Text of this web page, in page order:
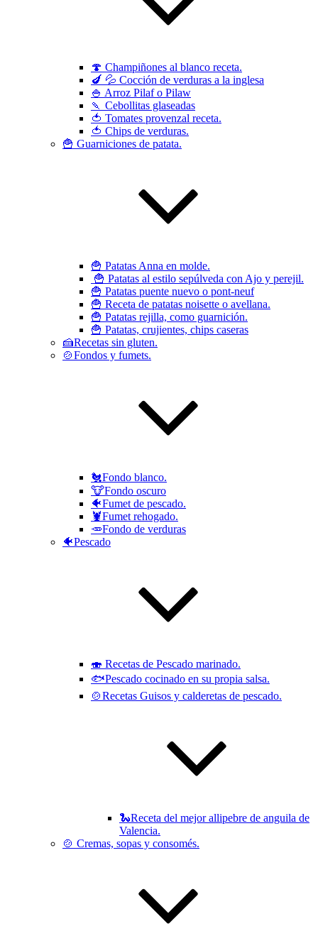
🍄 Champiñones al blanco receta.
🍆 💦 Cocción de verduras a la inglesa
🍚 Arroz Pilaf o Pilaw
🍡 Cebollitas glaseadas
🍅 Tomates provenzal receta.
🍅 Chips de verduras.
🍟 Guarniciones de patata.
🍟 Patatas Anna en molde.
🍟 Patatas al estilo sepúlveda con Ajo y perejil.
🍟 Patatas puente nuevo o pont-neuf
🍟 Receta de patatas noisette o avellana.
🍟 Patatas rejilla, como guarnición.
🍟 Patatas, crujientes, chips caseras
🍰Recetas sin gluten.
🍲Fondos y fumets.
🐔Fondo blanco.
🐮Fondo oscuro
🐠Fumet de pescado.
🦞Fumet rehogado.
🥕Fondo de verduras
🐠Pescado
🍣 Recetas de Pescado marinado.
🐟Pescado cocinado en su propia salsa.
🍲Recetas Guisos y calderetas de pescado.
🐍Receta del mejor allipebre de anguila de
Valencia.
🍲 Cremas, sopas y consomés.